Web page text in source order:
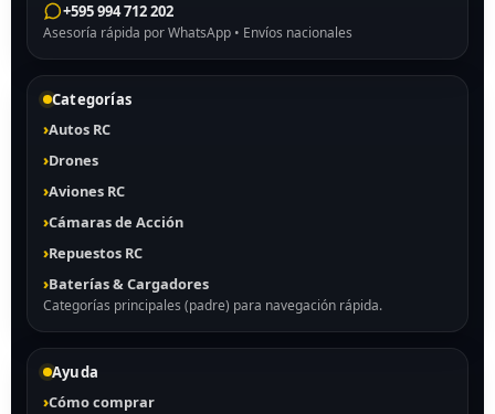
+595 994 712 202
Asesoría rápida por WhatsApp • Envíos nacionales
Categorías
Autos RC
Drones
Aviones RC
Cámaras de Acción
Repuestos RC
Baterías & Cargadores
Categorías principales (padre) para navegación rápida.
Ayuda
Cómo comprar